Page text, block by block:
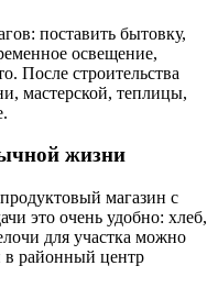
поставить бытовку,
освещение,
После строительства
мастерской, теплицы,
жизни
магазин с
это очень удобно: хлеб,
для участка можно
в районный центр